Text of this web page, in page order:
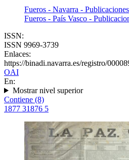
Fueros - Navarra -
Fueros - País Vasco -
ISSN:
ISSN 9969-3739
Enlaces:
https://binadi.navarra.es/registro/
OAI
En:
Mostrar nivel superior
Contiene (8)
1877 31876 5